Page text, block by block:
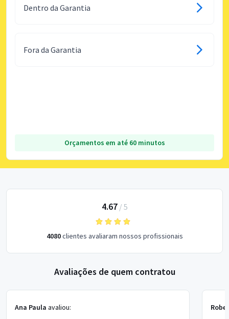
Dentro da Garantia
Fora da Garantia
Orçamentos em até 60 minutos
4.67/ 5
4080clientes avaliaram nossos profissionais
Avaliações de quem contratou
Ana Paula avaliou: